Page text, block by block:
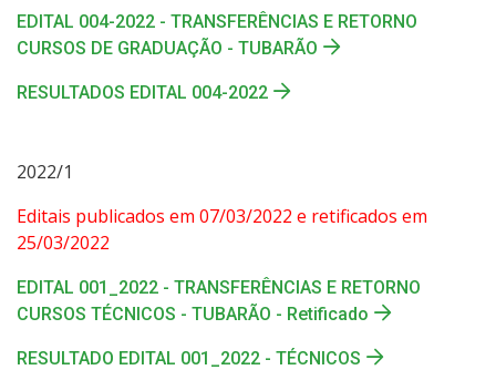
EDITAL 004-2022 - TRANSFERÊNCIAS E RETORNO
CURSOS DE GRADUAÇÃO - TUBARÃO
RESULTADOS EDITAL 004-2022
2022/1
Editais publicados em 07/03/2022 e retificados em
25/03/2022
EDITAL 001_2022 - TRANSFERÊNCIAS E RETORNO
CURSOS TÉCNICOS - TUBARÃO - Retificado
RESULTADO EDITAL 001_2022 - TÉCNICOS